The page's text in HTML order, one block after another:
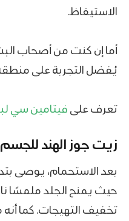
الاستيقاظ.
أما إن كنت من أصحاب
يُفضل التجربة على
تعرف على فيتامين سي
زيت جوز الهند للجسم
بعد الاستحمام، يوصى
حيث يمنح الجلد ملمسًا
تخفيف التهيجات. كما